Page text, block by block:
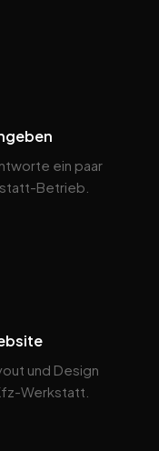
ein paar
Betrieb.
und Design
Werkstatt.